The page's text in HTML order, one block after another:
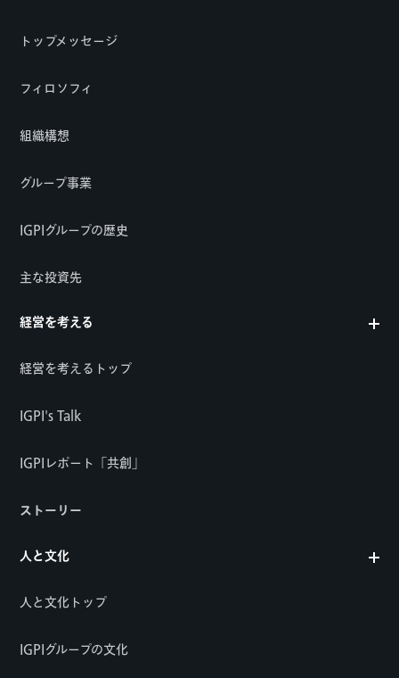
トップメッセージ
フィロソフィ
組織構想
グループ事業
IGPIグループの歴史
主な投資先
経営を考える
経営を考えるトップ
IGPI's Talk
IGPIレポート「共創」
ストーリー
人と文化
人と文化トップ
IGPIグループの文化